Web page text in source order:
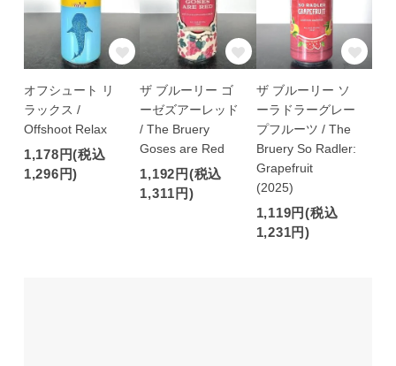
オフシュート リ
ラックス /
Offshoot Relax
1,178円(税込
1,296円)
ザ ブルーリー ゴ
ーゼズアーレッド
/ The Bruery
Goses are Red
1,192円(税込
1,311円)
ザ ブルーリー ソ
ーラドラーグレー
プフルーツ / The
Bruery So Radler:
Grapefruit
(2025)
1,119円(税込
1,231円)